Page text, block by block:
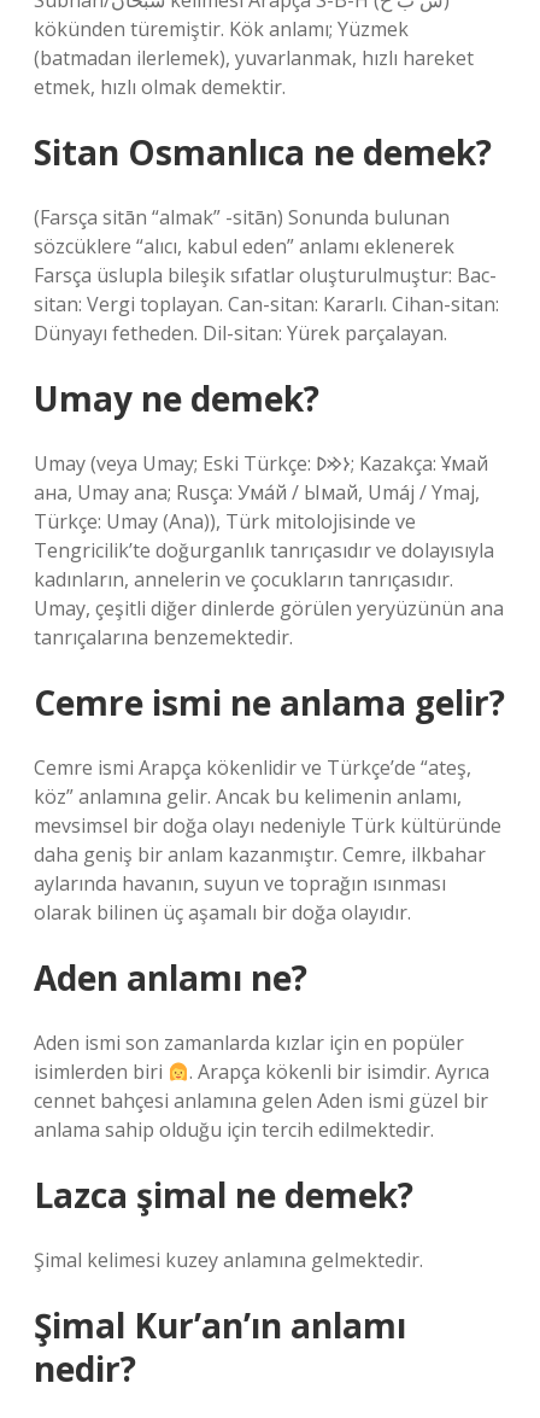
kökünden türemiştir. Kök anlamı; Yüzmek
(batmadan ilerlemek), yuvarlanmak, hızlı hareket
etmek, hızlı olmak demektir.
Sitan Osmanlıca ne demek?
(Farsça sitān “almak” -sitān) Sonunda bulunan
sözcüklere “alıcı, kabul eden” anlamı eklenerek
Farsça üslupla bileşik sıfatlar oluşturulmuştur: Bac-
sitan: Vergi toplayan. Can-sitan: Kararlı. Cihan-sitan:
Dünyayı fetheden. Dil-sitan: Yürek parçalayan.
Umay ne demek?
Umay (veya Umay; Eski Türkçe: 𐰆𐰢𐰖; Kazakça: Ұмай
aна, Umay ana; Rusça: Ума́й / Ымай, Umáj / Ymaj,
Türkçe: Umay (Ana)), Türk mitolojisinde ve
Tengricilik’te doğurganlık tanrıçasıdır ve dolayısıyla
kadınların, annelerin ve çocukların tanrıçasıdır.
Umay, çeşitli diğer dinlerde görülen yeryüzünün ana
tanrıçalarına benzemektedir.
Cemre ismi ne anlama gelir?
Cemre ismi Arapça kökenlidir ve Türkçe’de “ateş,
köz” anlamına gelir. Ancak bu kelimenin anlamı,
mevsimsel bir doğa olayı nedeniyle Türk kültüründe
daha geniş bir anlam kazanmıştır. Cemre, ilkbahar
aylarında havanın, suyun ve toprağın ısınması
olarak bilinen üç aşamalı bir doğa olayıdır.
Aden anlamı ne?
Aden ismi son zamanlarda kızlar için en popüler
isimlerden biri
. Arapça kökenli bir isimdir. Ayrıca
cennet bahçesi anlamına gelen Aden ismi güzel bir
anlama sahip olduğu için tercih edilmektedir.
Lazca şimal ne demek?
Şimal kelimesi kuzey anlamına gelmektedir.
Şimal Kur’an’ın anlamı
nedir?